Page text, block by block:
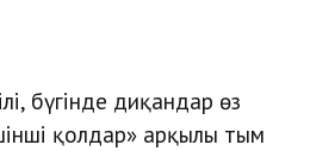
бүгінде диқандар өз
қолдар» арқылы тым